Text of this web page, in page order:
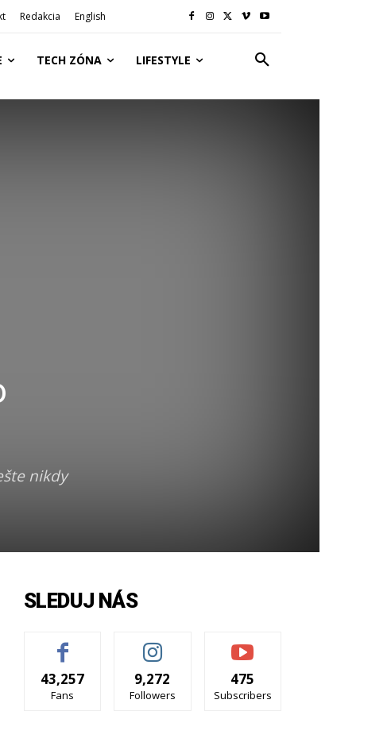
Redakcia English
TECH ZÓNA LIFESTYLE
nikdy
SLEDUJ NÁS
43,257
Fans
9,272
Followers
475
Subscribers